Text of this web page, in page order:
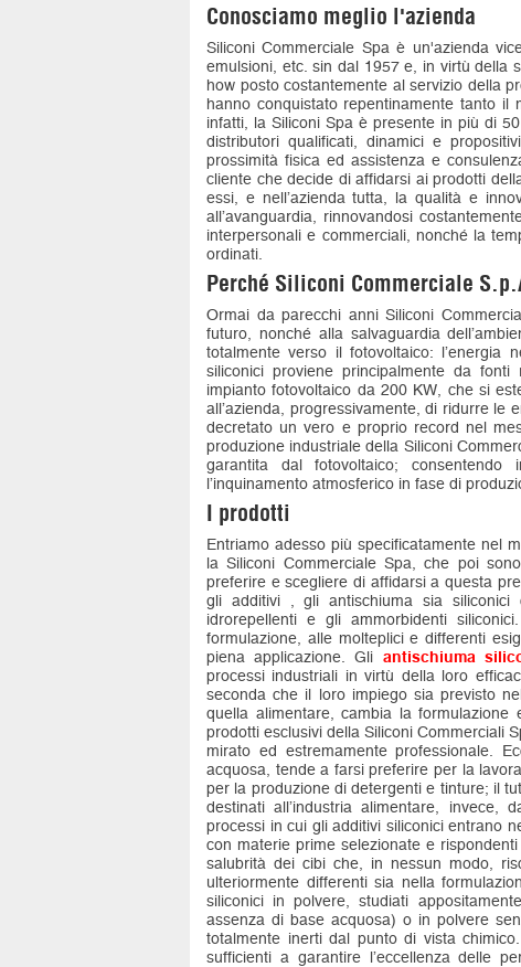
Conosciamo meglio l'azienda
Siliconi Commerciale Spa è un'azienda
emulsioni, etc. sin dal 1957 e, in virtù della
how posto costantemente al servizio della
hanno conquistato repentinamente tanto il
infatti, la Siliconi Spa è presente in più di
distributori qualificati, dinamici e
prossimità fisica ed assistenza e
cliente che decide di affidarsi ai prodotti
essi, e nell’azienda tutta, la qualità e
all’avanguardia, rinnovandosi
interpersonali e commerciali, nonché la
ordinati.
Perché Siliconi Commerciale
Ormai da parecchi anni Siliconi
futuro, nonché alla salvaguardia
totalmente verso il fotovoltaico: l’energia
siliconici proviene principalmente da
impianto fotovoltaico da 200 KW, che si
all’azienda, progressivamente, di ridurre le
decretato un vero e proprio record nel
produzione industriale della Siliconi
garantita dal fotovoltaico;
l’inquinamento atmosferico in fase di
I prodotti
Entriamo adesso più specificatamente nel
la Siliconi Commerciale Spa, che poi
preferire e scegliere di affidarsi a questa
gli additivi , gli antischiuma sia
idrorepellenti e gli ammorbidenti
formulazione, alle molteplici e differenti
piena applicazione. Gli antischiuma
processi industriali in virtù della loro
seconda che il loro impiego sia previsto
quella alimentare, cambia la
prodotti esclusivi della Siliconi Commerciali
mirato ed estremamente professionale.
acquosa, tende a farsi preferire per la
per la produzione di detergenti e tinture; il
destinati all’industria alimentare,
processi in cui gli additivi siliconici entrano
con materie prime selezionate e
salubrità dei cibi che, in nessun modo,
ulteriormente differenti sia nella
siliconici in polvere, studiati
assenza di base acquosa) o in polvere
totalmente inerti dal punto di vista
sufficienti a garantire l’eccellenza delle